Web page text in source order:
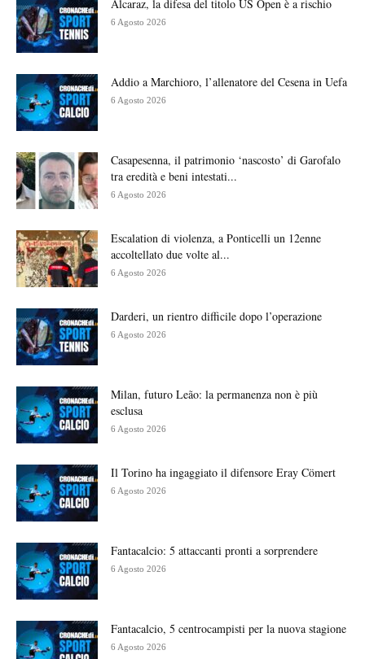
Alcaraz, la difesa del titolo US Open è a rischio
6 Agosto 2026
Addio a Marchioro, l’allenatore del Cesena in Uefa
6 Agosto 2026
Casapesenna, il patrimonio ‘nascosto’ di Garofalo
tra eredità e beni intestati...
6 Agosto 2026
Escalation di violenza, a Ponticelli un 12enne
accoltellato due volte al...
6 Agosto 2026
Darderi, un rientro difficile dopo l’operazione
6 Agosto 2026
Milan, futuro Leão: la permanenza non è più
esclusa
6 Agosto 2026
Il Torino ha ingaggiato il difensore Eray Cömert
6 Agosto 2026
Fantacalcio: 5 attaccanti pronti a sorprendere
6 Agosto 2026
Fantacalcio, 5 centrocampisti per la nuova stagione
6 Agosto 2026